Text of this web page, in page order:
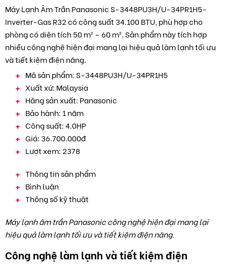
Máy Lạnh Âm Trần Panasonic S-3448PU3H/U-34PR1H5-
Inverter-Gas R32 có công suất 34.100 BTU, phù hợp cho
phòng có diện tích 50 m² – 60 m². Sản phẩm này tích hợp
nhiều công nghệ hiện đại mang lại hiệu quả làm lạnh tối ưu
và tiết kiệm điện năng.
Mã sản phẩm:S-3448PU3H/U-34PR1H5
Xuất xứ: Malaysia
Hãng sản xuất: Panasonic
Bảo hành: 1 năm
Công suất:4.0HP
Giá: 36.700.000đ
Lượt xem: 2378
Thông tin sản phẩm
Bình luận
Thông số kỹ thuật
Máy lạnh âm trần Panasonic công nghệ hiện đại mang lại
hiệu quả làm lạnh tối ưu và tiết kiệm điện năng.
Công nghệ làm lạnh và tiết kiệm điện